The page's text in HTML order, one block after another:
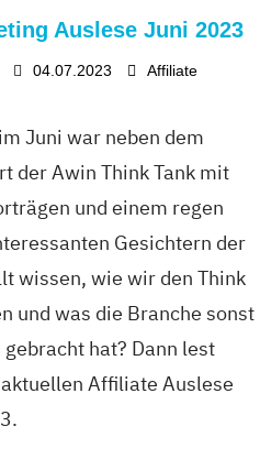
Auslese Juni 2023
04.07.2023
Affiliate
Juni war neben dem
der Awin Think Tank mit
und einem regen
Gesichtern der
wissen, wie wir den Think
und was die Branche sonst
hat? Dann lest
Affiliate Auslese